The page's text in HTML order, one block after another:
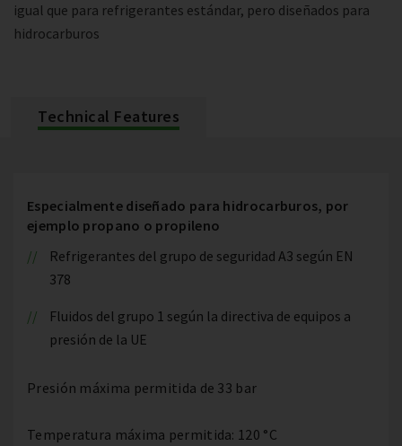
igual que para refrigerantes estándar, pero diseñados para
hidrocarburos
Technical Features
Especialmente diseñado para hidrocarburos, por
ejemplo propano o propileno
Refrigerantes del grupo de seguridad A3 según EN
378
Fluidos del grupo 1 según la directiva de equipos a
presión de la UE
Presión máxima permitida de 33 bar
Temperatura máxima permitida: 120 °C